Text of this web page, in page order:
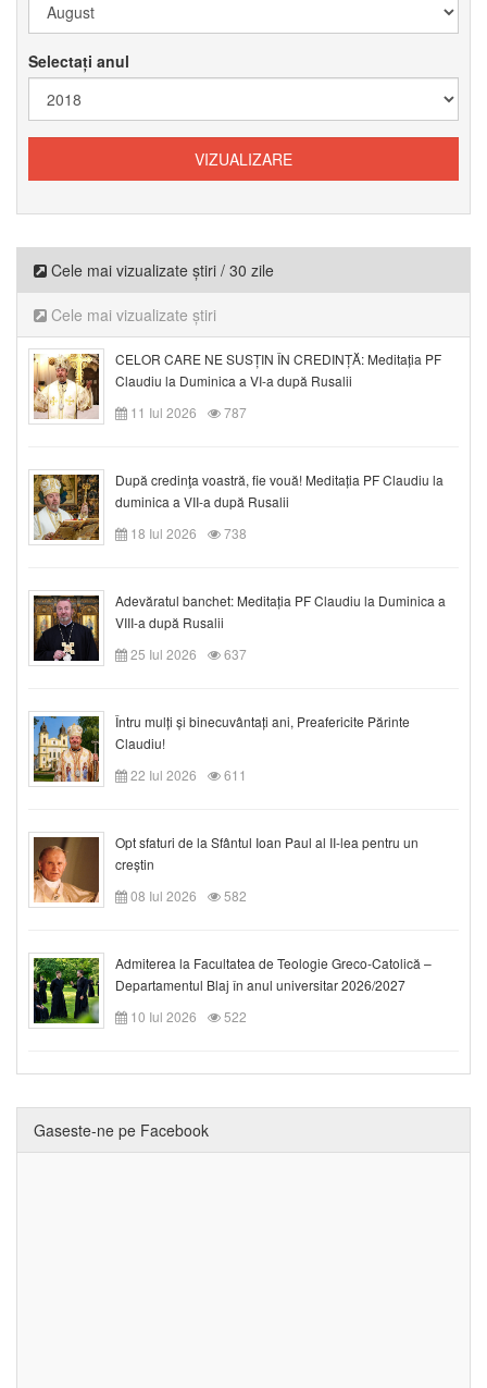
Selectați anul
Cele mai vizualizate știri / 30 zile
Cele mai vizualizate știri
CELOR CARE NE SUSȚIN ÎN CREDINȚĂ: Meditația PF
Claudiu la Duminica a VI-a după Rusalii
11 Iul 2026
787
După credinţa voastră, fie vouă! Meditația PF Claudiu la
duminica a VII-a după Rusalii
18 Iul 2026
738
Adevăratul banchet: Meditația PF Claudiu la Duminica a
VIII-a după Rusalii
25 Iul 2026
637
Întru mulți și binecuvântați ani, Preafericite Părinte
Claudiu!
22 Iul 2026
611
Opt sfaturi de la Sfântul Ioan Paul al II-lea pentru un
creștin
08 Iul 2026
582
Admiterea la Facultatea de Teologie Greco-Catolică –
Departamentul Blaj în anul universitar 2026/2027
10 Iul 2026
522
Gaseste-ne pe Facebook